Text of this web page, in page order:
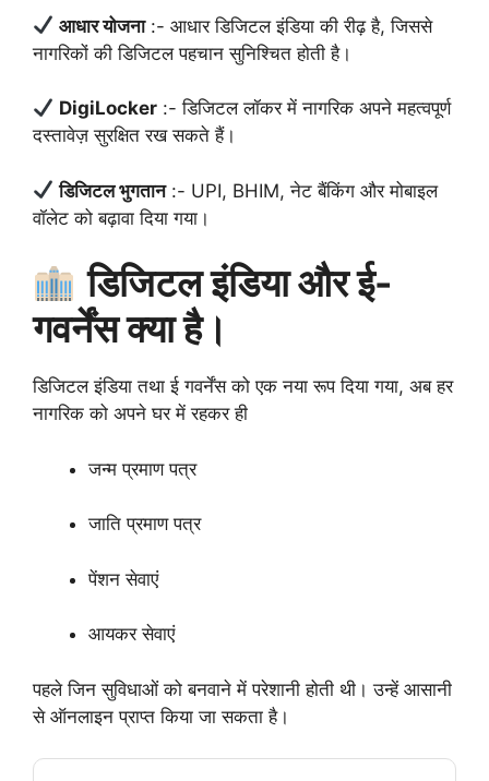
आधार योजना:- आधार डिजिटल इंडिया की रीढ़ है, जिससे
नागरिकों की डिजिटल पहचान सुनिश्चित होती है।
DigiLocker :- डिजिटल लॉकर में नागरिक अपने महत्वपूर्ण
दस्तावेज़ सुरक्षित रख सकते हैं।
डिजिटल भुगतान:- UPI, BHIM, नेट बैंकिंग और मोबाइल
वॉलेट को बढ़ावा दिया गया।
डिजिटल इंडिया और ई-
गवर्नेंस क्या है।
डिजिटल इंडिया तथा ई गवर्नेंस को एक नया रूप दिया गया, अब हर
नागरिक को अपने घर में रहकर ही
जन्म प्रमाण पत्र
जाति प्रमाण पत्र
पेंशन सेवाएं
आयकर सेवाएं
पहले जिन सुविधाओं को बनवाने में परेशानी होती थी। उन्हें आसानी
से ऑनलाइन प्राप्त किया जा सकता है।